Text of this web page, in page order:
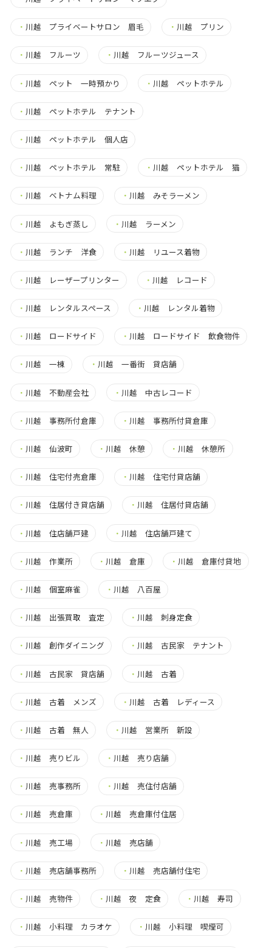
・ 川越 プライベートサロン 眉毛 ・ 川越 プリン
・ 川越 フルーツ ・ 川越 フルーツジュース
・ 川越 ペット 一時預かり ・ 川越 ペットホテル
・ 川越 ペットホテル テナント
・ 川越 ペットホテル 個人店
・ 川越 ペットホテル 常駐 ・ 川越 ペットホテル 猫
・ 川越 ベトナム料理 ・ 川越 みそラーメン
・ 川越 よもぎ蒸し ・ 川越 ラーメン
・ 川越 ランチ 洋食 ・ 川越 リユース着物
・ 川越 レーザープリンター ・ 川越 レコード
・ 川越 レンタルスペース ・ 川越 レンタル着物
・ 川越 ロードサイド ・ 川越 ロードサイド 飲食物件
・ 川越 一棟 ・ 川越 一番街 貸店舗
・ 川越 不動産会社 ・ 川越 中古レコード
・ 川越 事務所付倉庫 ・ 川越 事務所付貸倉庫
・ 川越 仙波町 ・ 川越 休憩 ・ 川越 休憩所
・ 川越 住宅付売倉庫 ・ 川越 住宅付貸店舗
・ 川越 住居付き貸店舗 ・ 川越 住居付貸店舗
・ 川越 住店舗戸建 ・ 川越 住店舗戸建て
・ 川越 作業所 ・ 川越 倉庫 ・ 川越 倉庫付貸地
・ 川越 個室麻雀 ・ 川越 八百屋
・ 川越 出張買取 査定 ・ 川越 刺身定食
・ 川越 創作ダイニング ・ 川越 古民家 テナント
・ 川越 古民家 貸店舗 ・ 川越 古着
・ 川越 古着 メンズ ・ 川越 古着 レディース
・ 川越 古着 無人 ・ 川越 営業所 新設
・ 川越 売りビル ・ 川越 売り店舗
・ 川越 売事務所 ・ 川越 売住付店舗
・ 川越 売倉庫 ・ 川越 売倉庫付住居
・ 川越 売工場 ・ 川越 売店舗
・ 川越 売店舗事務所 ・ 川越 売店舗付住宅
・ 川越 売物件 ・ 川越 夜 定食 ・ 川越 寿司
・ 川越 小料理 カラオケ ・ 川越 小料理 喫煙可